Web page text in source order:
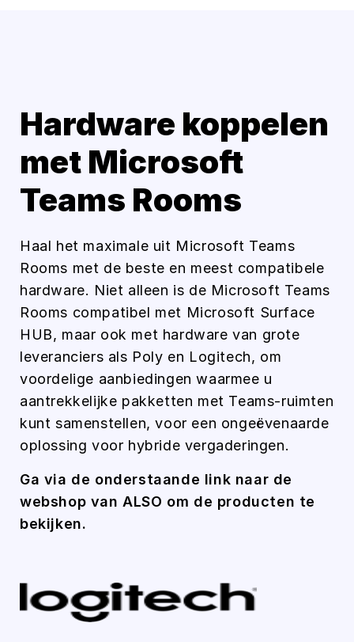
Hardware koppelen
met Microsoft
Teams Rooms
Haal het maximale uit Microsoft Teams
Rooms met de beste en meest compatibele
hardware. Niet alleen is de Microsoft Teams
Rooms compatibel met Microsoft Surface
HUB, maar ook met hardware van grote
leveranciers als Poly en Logitech, om
voordelige aanbiedingen waarmee u
aantrekkelijke pakketten met Teams-ruimten
kunt samenstellen, voor een ongeëvenaarde
oplossing voor hybride vergaderingen.
Ga via de onderstaande link naar de
webshop van ALSO om de producten te
bekijken.